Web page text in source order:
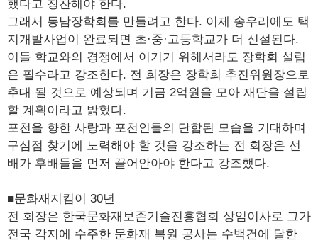
했다고 칭찬해야 한다.
그래서 동남장학회를 만들려고 한다. 이제 송우리에도 택
지개발사업이 완료되면 초·중·고등학교가 더 신설된다.
이들 학교와의 경쟁에서 이기기 위해서라도 장학회 설립
은 필수라고 강조한다. 전 회장은 장학회 추진위원장으로
추대 될 것으로 예상되며 기금 2억원을 모아 재단을 설립
할 계획이라고 밝혔다.
포천을 향한 사랑과 포천인들의 단합된 모습을 기대하며
구심점 찾기에 노력해야 할 것을 강조하는 전 회장은 선
배가 후배들을 먼저 끌어안아야 한다고 강조했다.
■문화재지킴이 30년
전 회장은 한국문화재보존기술진흥협회 상임이사로 그가
전국 각지에 수주한 문화재 복원 공사는 수백건에 달한